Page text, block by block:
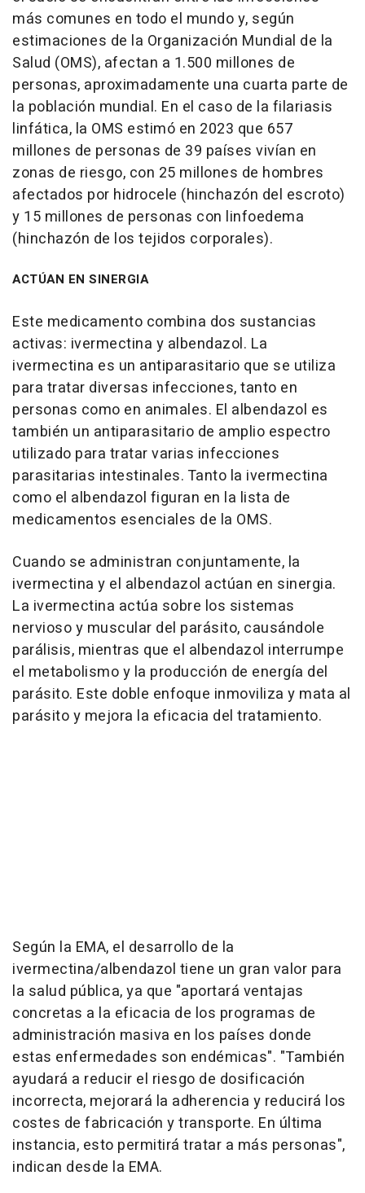
más comunes en todo el mundo y, según
estimaciones de la Organización Mundial de la
Salud (OMS), afectan a 1.500 millones de
personas, aproximadamente una cuarta parte de
la población mundial. En el caso de la filariasis
linfática, la OMS estimó en 2023 que 657
millones de personas de 39 países vivían en
zonas de riesgo, con 25 millones de hombres
afectados por hidrocele (hinchazón del escroto)
y 15 millones de personas con linfoedema
(hinchazón de los tejidos corporales).
ACTÚAN EN SINERGIA
Este medicamento combina dos sustancias
activas: ivermectina y albendazol. La
ivermectina es un antiparasitario que se utiliza
para tratar diversas infecciones, tanto en
personas como en animales. El albendazol es
también un antiparasitario de amplio espectro
utilizado para tratar varias infecciones
parasitarias intestinales. Tanto la ivermectina
como el albendazol figuran en la lista de
medicamentos esenciales de la OMS.
Cuando se administran conjuntamente, la
ivermectina y el albendazol actúan en sinergia.
La ivermectina actúa sobre los sistemas
nervioso y muscular del parásito, causándole
parálisis, mientras que el albendazol interrumpe
el metabolismo y la producción de energía del
parásito. Este doble enfoque inmoviliza y mata al
parásito y mejora la eficacia del tratamiento.
Según la EMA, el desarrollo de la
ivermectina/albendazol tiene un gran valor para
la salud pública, ya que "aportará ventajas
concretas a la eficacia de los programas de
administración masiva en los países donde
estas enfermedades son endémicas". "También
ayudará a reducir el riesgo de dosificación
incorrecta, mejorará la adherencia y reducirá los
costes de fabricación y transporte. En última
instancia, esto permitirá tratar a más personas",
indican desde la EMA.